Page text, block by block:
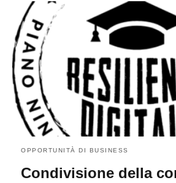
OPPORTUNITÀ DI BUSINESS
Condivisione della